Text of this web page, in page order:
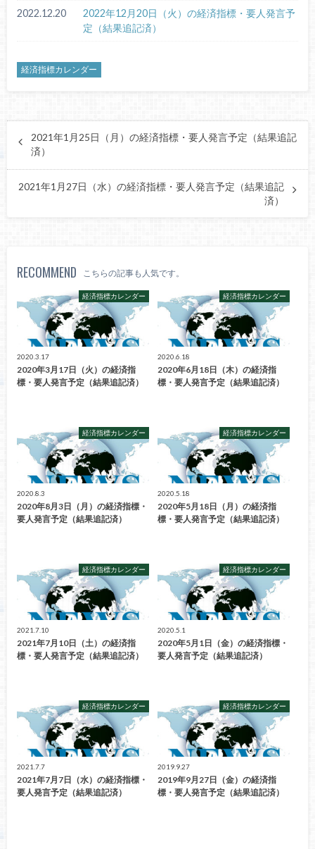
2022.12.20
2022年12月20日（火）の経済指標・要人発言予
定（結果追記済）
経済指標カレンダー
2021年1月25日（月）の経済指標・要人発言予定（結果追記
済）
2021年1月27日（水）の経済指標・要人発言予定（結果追記
済）
RECOMMEND こちらの記事も人気です。
経済指標カレンダー
2020.3.17
2020年3月17日（火）の経済指
標・要人発言予定（結果追記済）
経済指標カレンダー
2020.6.18
2020年6月18日（木）の経済指
標・要人発言予定（結果追記済）
経済指標カレンダー
2020.8.3
2020年8月3日（月）の経済指標・
要人発言予定（結果追記済）
経済指標カレンダー
2020.5.18
2020年5月18日（月）の経済指
標・要人発言予定（結果追記済）
経済指標カレンダー
2021.7.10
2021年7月10日（土）の経済指
標・要人発言予定（結果追記済）
経済指標カレンダー
2020.5.1
2020年5月1日（金）の経済指標・
要人発言予定（結果追記済）
経済指標カレンダー
2021.7.7
2021年7月7日（水）の経済指標・
要人発言予定（結果追記済）
経済指標カレンダー
2019.9.27
2019年9月27日（金）の経済指
標・要人発言予定（結果追記済）